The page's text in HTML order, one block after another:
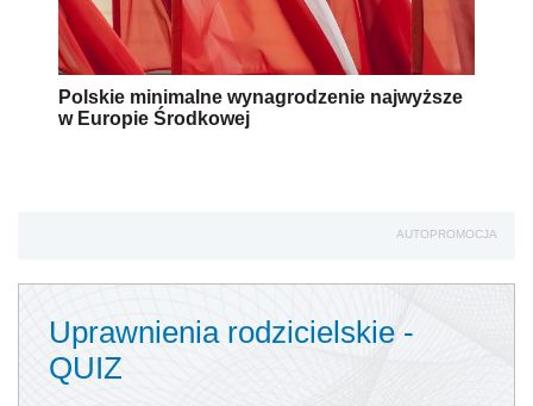
Polskie minimalne wynagrodzenie najwyższe
w Europie Środkowej
AUTOPROMOCJA
Uprawnienia rodzicielskie -
QUIZ